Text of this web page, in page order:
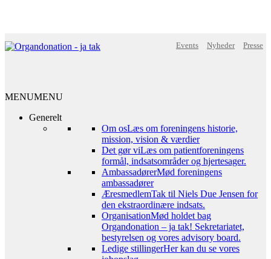
Events Nyheder Presse
MENUMENU
Generelt
Om osLæs om foreningens historie,
mission, vision & værdier
Det gør viLæs om patientforeningens
formål, indsatsområder og hjertesager.
AmbassadørerMød foreningens
ambassadører
ÆresmedlemTak til Niels Due Jensen for
den ekstraordinære indsats.
OrganisationMød holdet bag
Organdonation – ja tak! Sekretariatet,
bestyrelsen og vores advisory board.
Ledige stillingerHer kan du se vores